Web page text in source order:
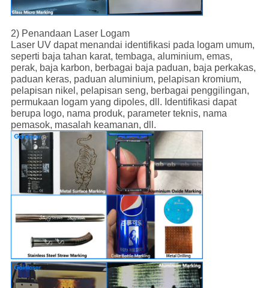
2) Penandaan Laser Logam
Laser UV dapat menandai identifikasi pada logam umum,
seperti baja tahan karat, tembaga, aluminium, emas,
perak, baja karbon, berbagai baja paduan, baja perkakas,
paduan keras, paduan aluminium, pelapisan kromium,
pelapisan nikel, pelapisan seng, berbagai penggilingan,
permukaan logam yang dipoles, dll. Identifikasi dapat
berupa logo, nama produk, parameter teknis, nama
pemasok, masalah keamanan, dll.